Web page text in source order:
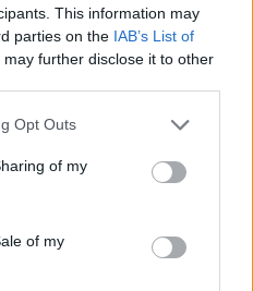
This information may
parties on the IAB’s List of
may further disclose it to other
uses one or more Google
behaviour. You may click to
and its third-party tags to
purposes in below Google
Opt Outs
of my
of my
az Alpine, lassú a csere, 4,2
közé, a hetedik helyre
lekörözi Perezt.
Sainzot majdnem kihívta